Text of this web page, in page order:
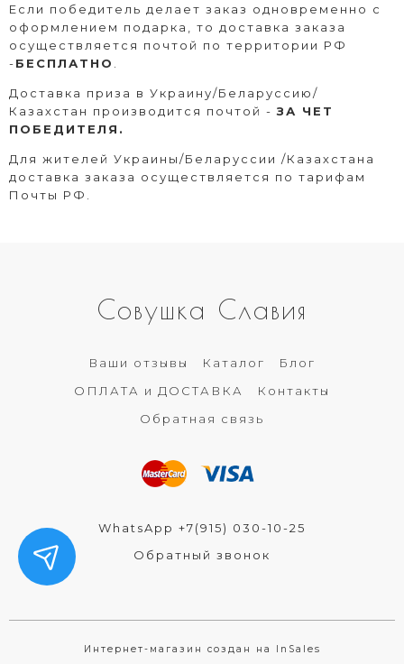
Если победитель делает заказ одновременно с
оформлением подарка, то доставка заказа
осуществляется почтой по территории РФ
-БЕСПЛАТНО
Доставка приза в Украину/Беларуссию/
Казахстан производится почтой -ЗА ЧЕТ
ПОБЕДИТЕЛЯ.
Для жителей Украины/Беларуссии /Казахстана
доставка заказа осуществляется по тарифам
Почты РФ.
Совушка Славия
Ваши отзывы Каталог
Блог
ОПЛАТА и ДОСТАВКА
Контакты
Обратная связь
WhatsApp +7(915) 030-10-25
Обратный звонок
Интернет-магазин создан на InSales